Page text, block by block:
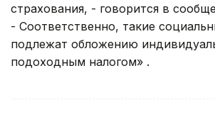
страхования, - говорится в
- Соответственно, такие
подлежат обложению
подоходным налогом» .